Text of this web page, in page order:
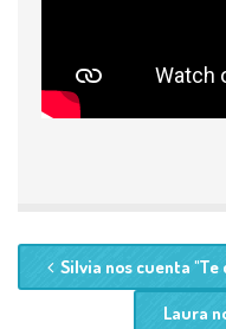
Silvia nos cuenta
Laura